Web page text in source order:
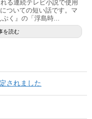
る連続テレビ小説で使用
ついての短い話です。マ
く』の「浮島時...
を読む
されました